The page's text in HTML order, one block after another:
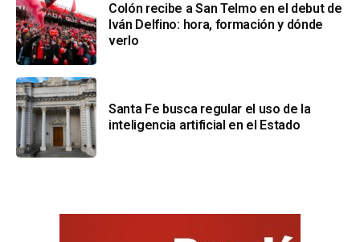
Colón recibe a San Telmo en el debut de
Iván Delfino: hora, formación y dónde
verlo
Santa Fe busca regular el uso de la
inteligencia artificial en el Estado